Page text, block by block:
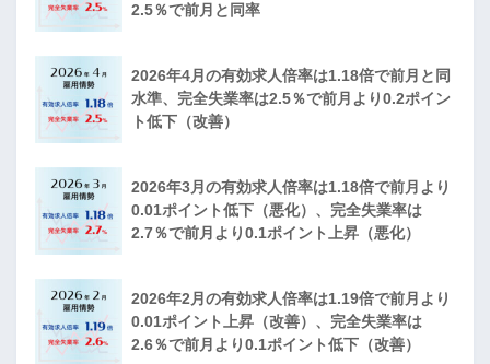
2.5％で前月と同率
2026年4月の有効求人倍率は1.18倍で前月と同
水準、完全失業率は2.5％で前月より0.2ポイン
ト低下（改善）
2026年3月の有効求人倍率は1.18倍で前月より
0.01ポイント低下（悪化）、完全失業率は
2.7％で前月より0.1ポイント上昇（悪化）
2026年2月の有効求人倍率は1.19倍で前月より
0.01ポイント上昇（改善）、完全失業率は
2.6％で前月より0.1ポイント低下（改善）